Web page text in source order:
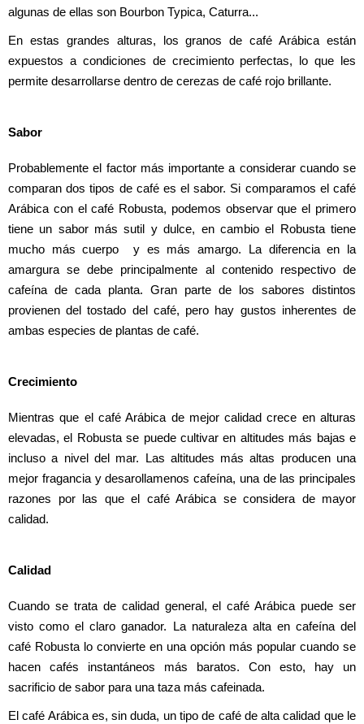
algunas de ellas son Bourbon Typica, Caturra...
En estas grandes alturas, los granos de café Arábica están
expuestos a condiciones de crecimiento perfectas, lo que les
permite desarrollarse dentro de cerezas de café rojo brillante.
Sabor
Probablemente el factor más importante a considerar cuando se
comparan dos tipos de café es el sabor. Si comparamos el café
Arábica con el café Robusta, podemos observar que el primero
tiene un sabor más sutil y dulce, en cambio el Robusta tiene
mucho más cuerpo  y es más amargo. La diferencia en la
amargura se debe principalmente al contenido respectivo de
cafeína de cada planta. Gran parte de los sabores distintos
provienen del tostado del café, pero hay gustos inherentes de
ambas especies de plantas de café.
Crecimiento
Mientras que el café Arábica de mejor calidad crece en alturas
elevadas, el Robusta se puede cultivar en altitudes más bajas e
incluso a nivel del mar. Las altitudes más altas producen una
mejor fragancia y desarollamenos cafeína, una de las principales
razones por las que el café Arábica se considera de mayor
calidad.
Calidad
Cuando se trata de calidad general, el café Arábica puede ser
visto como el claro ganador. La naturaleza alta en cafeína del
café Robusta lo convierte en una opción más popular cuando se
hacen cafés instantáneos más baratos. Con esto, hay un
sacrificio de sabor para una taza más cafeinada.
El café Arábica es, sin duda, un tipo de café de alta calidad que le